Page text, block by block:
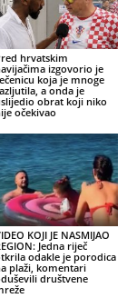
hrvatskim
izgovorio je
koja je mnoge
a onda je
obrat koji niko
očekivao
KOJI JE NASMIJAO
Jedna riječ
odakle je porodica
plaži, komentari
društvene